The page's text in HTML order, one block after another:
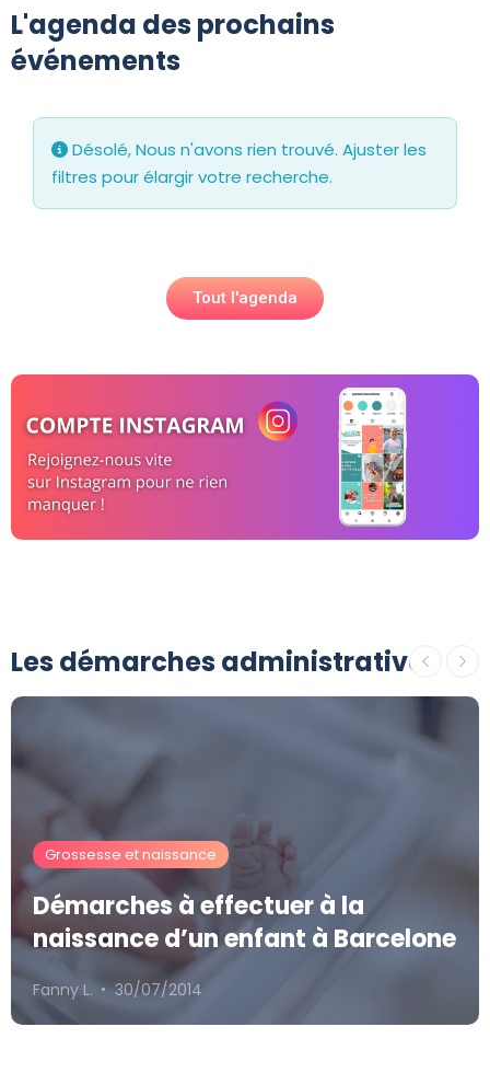
L'agenda des prochains
événements
Désolé, Nous n'avons rien trouvé. Ajuster les
filtres pour élargir votre recherche.
Tout l'agenda
Les démarches administratives
Grossesse et naissance
Démarches à effectuer à la
naissance d’un enfant à Barcelone
Fanny L. 30/07/2014